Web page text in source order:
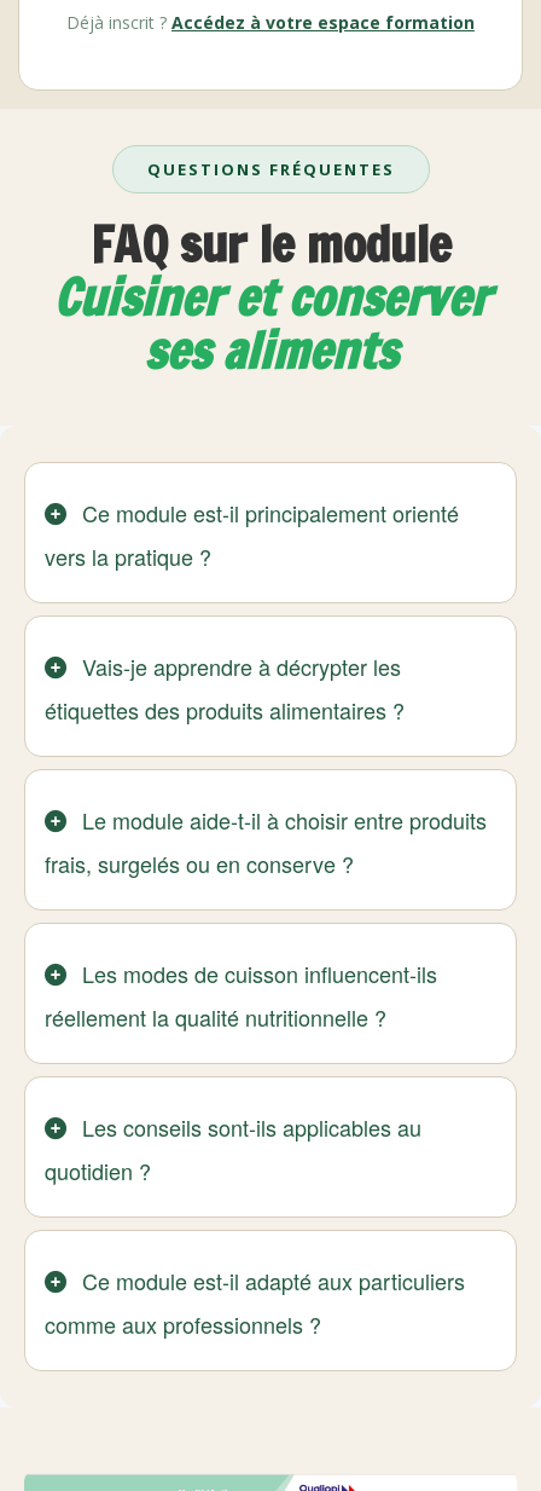
Déjà inscrit ? Accédez à votre espace formation
QUESTIONS FRÉQUENTES
FAQ sur le module
Cuisiner et conserver
ses aliments
Ce module est-il principalement orienté
vers la pratique ?
Vais-je apprendre à décrypter les
étiquettes des produits alimentaires ?
Le module aide-t-il à choisir entre produits
frais, surgelés ou en conserve ?
Les modes de cuisson influencent-ils
réellement la qualité nutritionnelle ?
Les conseils sont-ils applicables au
quotidien ?
Ce module est-il adapté aux particuliers
comme aux professionnels ?